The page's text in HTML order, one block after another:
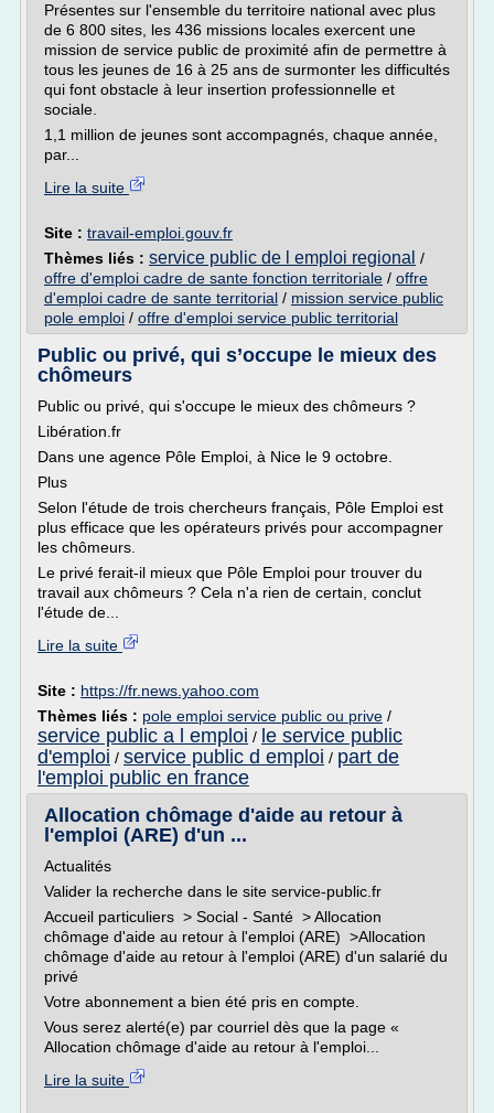
Présentes sur l'ensemble du territoire national avec plus
de 6 800 sites, les 436 missions locales exercent une
mission de service public de proximité afin de permettre à
tous les jeunes de 16 à 25 ans de surmonter les difficultés
qui font obstacle à leur insertion professionnelle et
sociale.
1,1 million de jeunes sont accompagnés, chaque année,
par...
Lire la suite
Site : travail-emploi.gouv.fr
Thèmes liés : service public de l emploi regional /
offre d'emploi cadre de sante fonction territoriale / offre
d'emploi cadre de sante territorial / mission service public
pole emploi / offre d'emploi service public territorial
Public ou privé, qui s’occupe le mieux des
chômeurs
Public ou privé, qui s'occupe le mieux des chômeurs ?
Libération.fr
Dans une agence Pôle Emploi, à Nice le 9 octobre.
Plus
Selon l'étude de trois chercheurs français, Pôle Emploi est
plus efficace que les opérateurs privés pour accompagner
les chômeurs.
Le privé ferait-il mieux que Pôle Emploi pour trouver du
travail aux chômeurs ? Cela n'a rien de certain, conclut
l'étude de...
Lire la suite
Site : https://fr.news.yahoo.com
Thèmes liés : pole emploi service public ou prive /
service public a l emploi / le service public
d'emploi / service public d emploi / part de
l'emploi public en france
Allocation chômage d'aide au retour à
l'emploi (ARE) d'un ...
Actualités
Valider la recherche dans le site service-public.fr
Accueil particuliers > Social - Santé > Allocation
chômage d'aide au retour à l'emploi (ARE) >Allocation
chômage d'aide au retour à l'emploi (ARE) d'un salarié du
privé
Votre abonnement a bien été pris en compte.
Vous serez alerté(e) par courriel dès que la page «
Allocation chômage d'aide au retour à l'emploi...
Lire la suite